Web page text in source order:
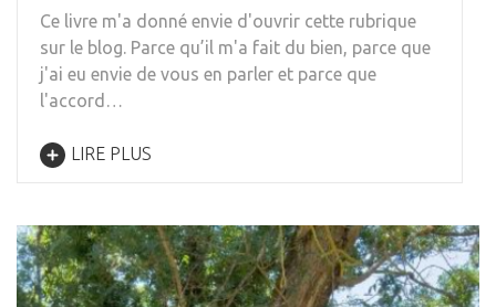
Ce livre m'a donné envie d'ouvrir cette rubrique
sur le blog. Parce qu’il m'a fait du bien, parce que
j'ai eu envie de vous en parler et parce que
l'accord…
LIRE PLUS